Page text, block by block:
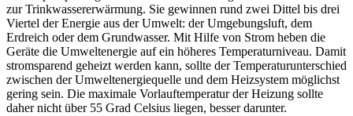
zur Trinkwassererwärmung. Sie gewinnen rund zwei Dittel bis drei
Viertel der Energie aus der Umwelt: der Umgebungsluft, dem
Erdreich oder dem Grundwasser. Mit Hilfe von Strom heben die
Geräte die Umweltenergie auf ein höheres Temperaturniveau. Damit
stromsparend geheizt werden kann, sollte der Temperaturunterschied
zwischen der Umweltenergiequelle und dem Heizsystem möglichst
gering sein. Die maximale Vorlauftemperatur der Heizung sollte
daher nicht über 55 Grad Celsius liegen, besser darunter.